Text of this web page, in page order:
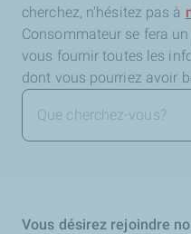
cherchez, n'hésitez pas à
Consommateur se fera
vous fournir toutes les
dont vous pourriez avoir
Vous désirez rejoindre